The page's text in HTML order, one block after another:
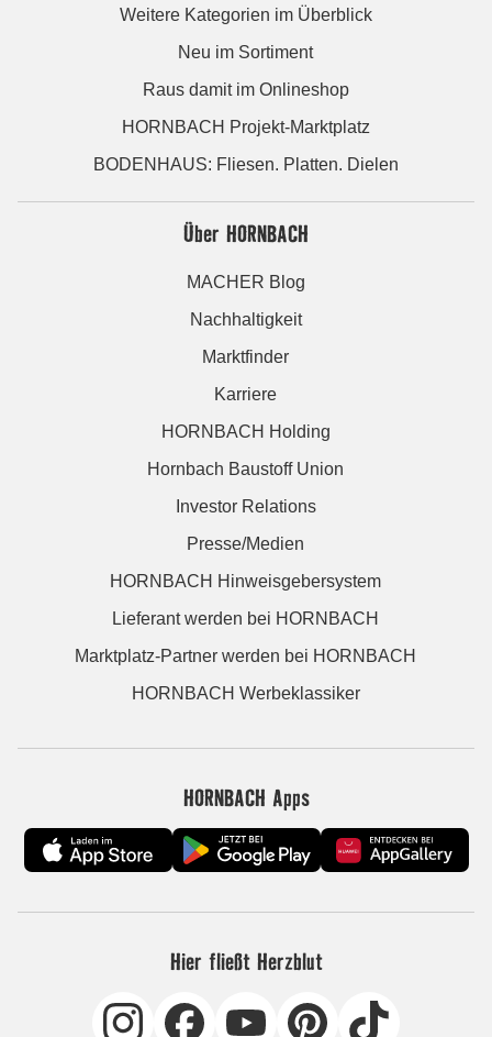
Weitere Kategorien im Überblick
Neu im Sortiment
Raus damit im Onlineshop
HORNBACH Projekt-Marktplatz
BODENHAUS: Fliesen. Platten. Dielen
Über HORNBACH
MACHER Blog
Nachhaltigkeit
Marktfinder
Karriere
HORNBACH Holding
Hornbach Baustoff Union
Investor Relations
Presse/Medien
HORNBACH Hinweisgebersystem
Lieferant werden bei HORNBACH
Marktplatz-Partner werden bei HORNBACH
HORNBACH Werbeklassiker
HORNBACH Apps
Hier fließt Herzblut